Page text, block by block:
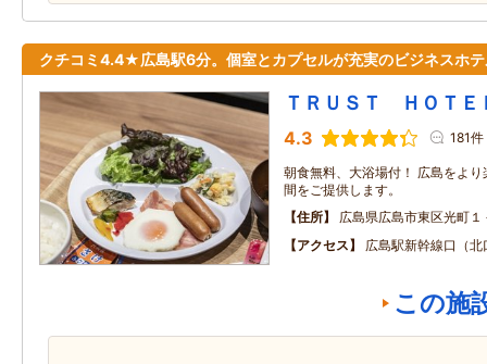
クチコミ4.4★広島駅6分。個室とカプセルが充実のビジネスホ
ＴＲＵＳＴ ＨＯＴＥ
4.3 181件
朝食無料、大浴場付！ 広島をよ
間をご提供します。
住所
広島県広島市東区光町
アクセス
広島駅新幹線口（
この施